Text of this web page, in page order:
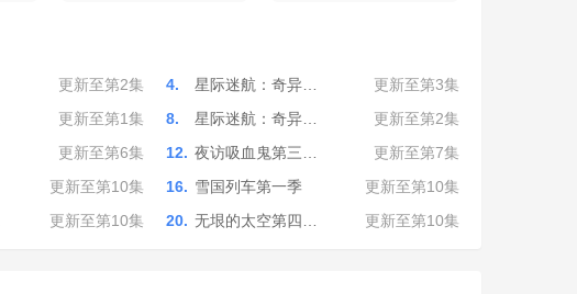
更新至第2集 4. 星际迷航：奇异…
更新至第3集
更新至第1集 8. 星际迷航：奇异…
更新至第2集
更新至第6集 12. 夜访吸血鬼第三…
更新至第7集
更新至第10集 16. 雪国列车第一季
更新至第10集
更新至第10集 20. 无垠的太空第四… 更新至第10集